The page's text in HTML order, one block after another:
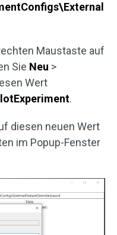
Maustaste auf
Sie Neu >
Wert
.
diesen neuen Wert
im Popup-Fenster